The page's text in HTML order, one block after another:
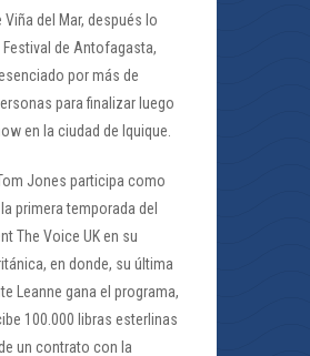
Viña del Mar, después lo
Festival de Antofagasta,
por más de
para finalizar luego
en la ciudad de Iquique.
Jones participa como
primera temporada del
The Voice UK en su
en donde, su última
Leanne gana el programa,
100.000 libras esterlinas
un contrato con la